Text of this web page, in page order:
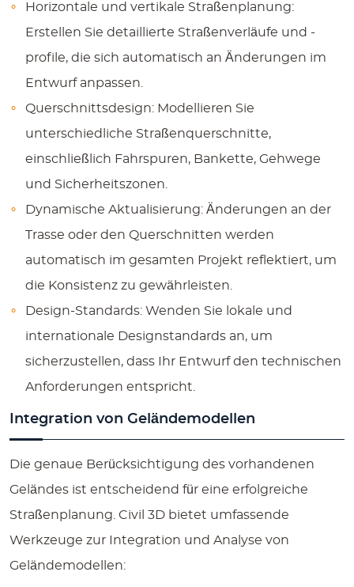
Horizontale und vertikale Straßenplanung:
Erstellen Sie detaillierte Straßenverläufe und -
profile, die sich automatisch an Änderungen im
Entwurf anpassen.
Querschnittsdesign: Modellieren Sie
unterschiedliche Straßenquerschnitte,
einschließlich Fahrspuren, Bankette, Gehwege
und Sicherheitszonen.
Dynamische Aktualisierung: Änderungen an der
Trasse oder den Querschnitten werden
automatisch im gesamten Projekt reflektiert, um
die Konsistenz zu gewährleisten.
Design-Standards: Wenden Sie lokale und
internationale Designstandards an, um
sicherzustellen, dass Ihr Entwurf den technischen
Anforderungen entspricht.
Integration von Geländemodellen
Die genaue Berücksichtigung des vorhandenen
Geländes ist entscheidend für eine erfolgreiche
Straßenplanung. Civil 3D bietet umfassende
Werkzeuge zur Integration und Analyse von
Geländemodellen: